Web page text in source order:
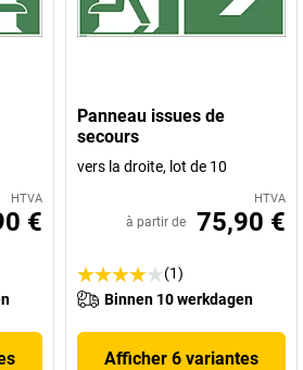
HTVA
€
Panneau issues de
secours
vers la droite, lot de 10
HTVA
à partir de 75,90 €
(1)
Binnen 10 werkdagen
Afficher 6 variantes